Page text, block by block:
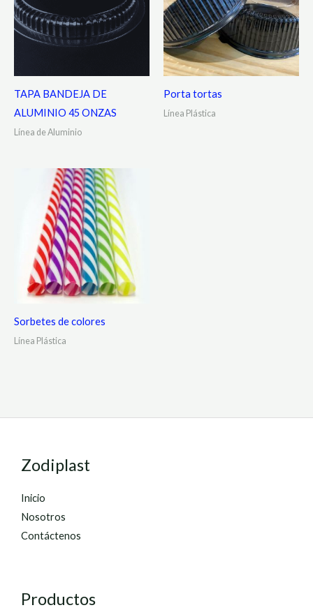
TAPA BANDEJA DE
ALUMINIO 45 ONZAS
Línea de Aluminio
Porta tortas
Línea Plástica
Sorbetes de colores
Línea Plástica
Zodiplast
Inicio
Nosotros
Contáctenos
Productos